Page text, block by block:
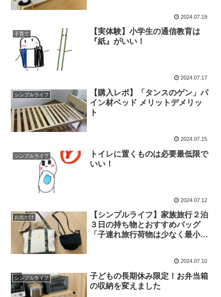
2024.07.19
子育て
【実体験】小学生の通信教育は
『紙』がいい！
2024.07.17
シンプルライフ
【購入レポ】「タンスのゲン」パ
イン材ベッド メリットデメリッ
ト
2024.07.15
シンプルライフ
トイレに置くものは必要最低限で
いい！
2024.07.12
お出かけ
【シンプルライフ】家族旅行２泊
３日の持ち物とおすすめバッグ
「子連れ旅行荷物は少なく最小限
2024.07.10
シンプルライフ
子どもの長期休み限定！お弁当箱
の収納を変えました